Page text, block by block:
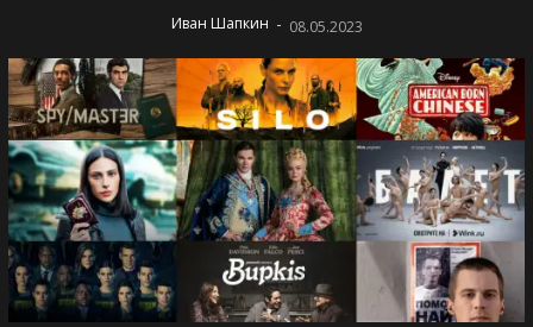
Иван Шапкин - 08.05.2023